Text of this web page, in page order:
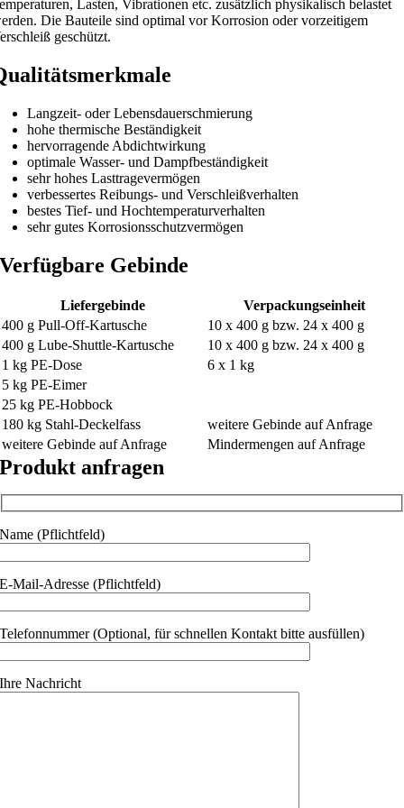
Lasten, Vibrationen etc. zusätzlich physikalisch belastet
Die Bauteile sind optimal vor Korrosion oder vorzeitigem
geschützt.
Langzeit- oder Lebensdauerschmierung
hohe thermische Beständigkeit
hervorragende Abdichtwirkung
optimale Wasser- und Dampfbeständigkeit
sehr hohes Lasttragevermögen
verbessertes Reibungs- und Verschleißverhalten
bestes Tief- und Hochtemperaturverhalten
sehr gutes Korrosionsschutzvermögen
Verfügbare Gebinde
Liefergebinde
Verpackungseinheit
400 g Pull-Off-Kartusche
10 x 400 g bzw. 24 x 400 g
400 g Lube-Shuttle-Kartusche
10 x 400 g bzw. 24 x 400 g
1 kg PE-Dose
6 x 1 kg
5 kg PE-Eimer
25 kg PE-Hobbock
180 kg Stahl-Deckelfass
weitere Gebinde auf Anfrage
weitere Gebinde auf Anfrage
Mindermengen auf Anfrage
Produkt anfragen
Name (Pflichtfeld)
E-Mail-Adresse (Pflichtfeld)
Telefonnummer (Optional, für schnellen Kontakt bitte ausfüllen)
Ihre Nachricht